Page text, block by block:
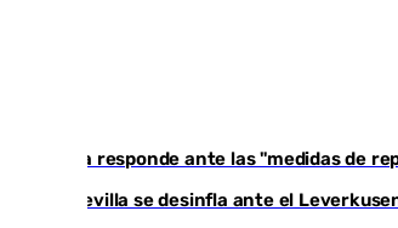
Italia responde ante las "medidas de
El Sevilla se desinfla ante el